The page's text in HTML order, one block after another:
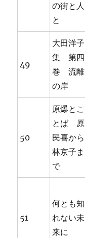
の街と人
と
49
大田洋子
集 第四
巻 流離
の岸
50
原爆とこ
とば 原
民喜から
林京子ま
で
51
何とも知
れない未
来に